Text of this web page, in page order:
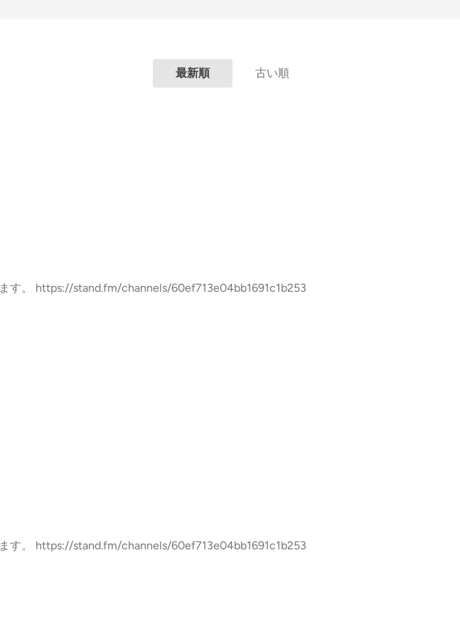
最新順 古い順
す。 https://stand.fm/channels/60ef713e04bb1691c1b253
す。 https://stand.fm/channels/60ef713e04bb1691c1b253